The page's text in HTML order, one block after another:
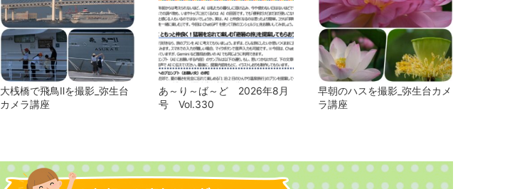
大桟橋で飛鳥Ⅱを撮影_弥生台
カメラ講座
あ～り～ば～ど 2026年8月
号 Vol.330
早朝のハスを撮影_弥生台カメ
ラ講座